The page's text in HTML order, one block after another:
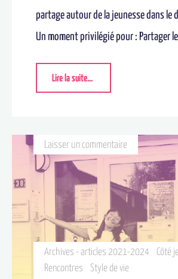
partage autour de la jeunesse dans le
Un moment privilégié pour : Partager
Lire la suite...
Archives - articles 2021-2024
Côté
Rencontres
Style de vie
Laisser un commentaire